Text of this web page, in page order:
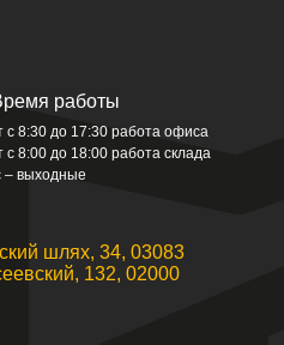
работы
с 8:30 до 17:30 работа офиса
с 8:00 до 18:00 работа склада
– выходные
шлях, 34, 03083
132, 02000